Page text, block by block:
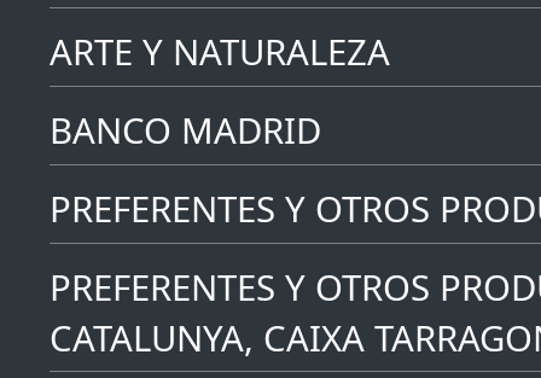
ARTE Y NATURALEZA
BANCO MADRID
PREFERENTES Y OTROS
PREFERENTES Y OTROS
CATALUNYA, CAIXA